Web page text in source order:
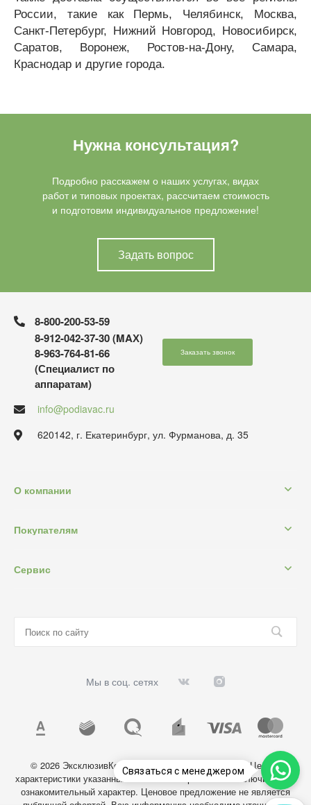
России, такие как Пермь, Челябинск, Москва,
Санкт-Петербург, Нижний Новгород, Новосибирск,
Саратов, Воронеж, Ростов-на-Дону, Самара,
Краснодар и другие города.
Нужна консультация?
Подробно расскажем о наших услугах, видах
работ и типовых проектах, рассчитаем стоимость
и подготовим индивидуальное предложение!
Задать вопрос
8-800-200-53-59
8-912-042-37-30 (MAХ)
8-963-764-81-66
(Специалист по
аппаратам)
Заказать звонок
info@podiavac.ru
620142, г. Екатеринбург, ул. Фурманова, д. 35
О компании
Покупателям
Сервис
Мы в соц. сетях
© 2026 ЭксклюзивКосметик, Все права защищены. Цены и
характеристики указанных на сайте товаров носят исключительно
ознакомительный характер. Ценовое предложение не является
Связаться с менеджером